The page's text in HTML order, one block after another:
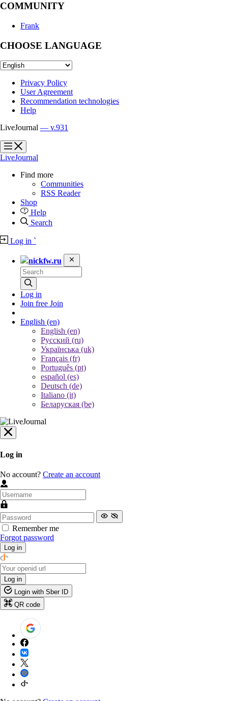
COMMUNITY
Frank
CHOOSE LANGUAGE
Privacy Policy
User Agreement
Recommendation technologies
Help
LiveJournal — v.931
?
?
LiveJournal
Find more
Communities
RSS Reader
Shop
Help
Search
Log in `
nickfw.ru
Log in
Join free Join
English (en)
English (en)
Русский (ru)
Українська (uk)
Français (fr)
Português (pt)
español (es)
Deutsch (de)
Italiano (it)
Беларуская (be)
Log in
No account? Create an account
Remember me
Forgot password
Log in
Log in
Login with Sber ID
QR code